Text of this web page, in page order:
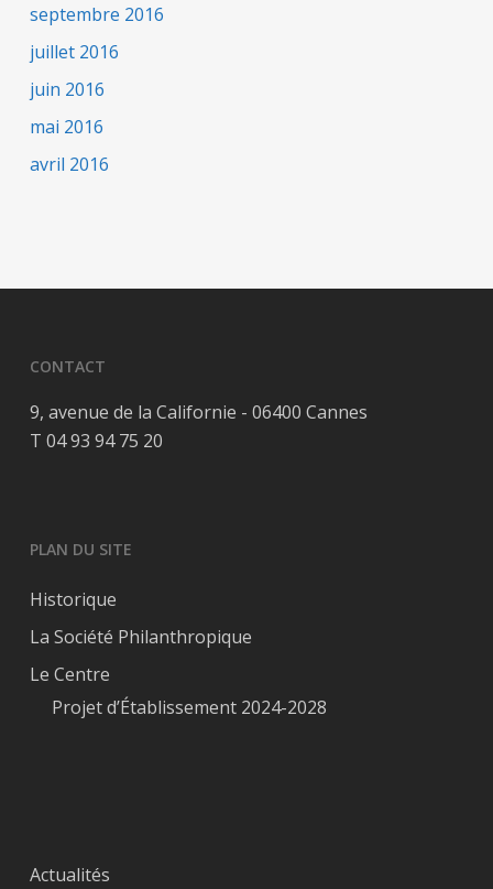
septembre 2016
juillet 2016
juin 2016
mai 2016
avril 2016
CONTACT
9, avenue de la Californie - 06400 Cannes
T 04 93 94 75 20
PLAN DU SITE
Historique
La Société Philanthropique
Le Centre
Projet d’Établissement 2024-2028
Actualités